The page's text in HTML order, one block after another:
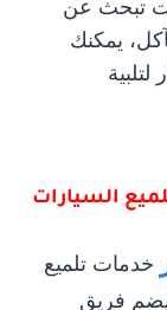
تبحث عن
يمكنك
السيارات
خدمات تلميع
يضم فريق